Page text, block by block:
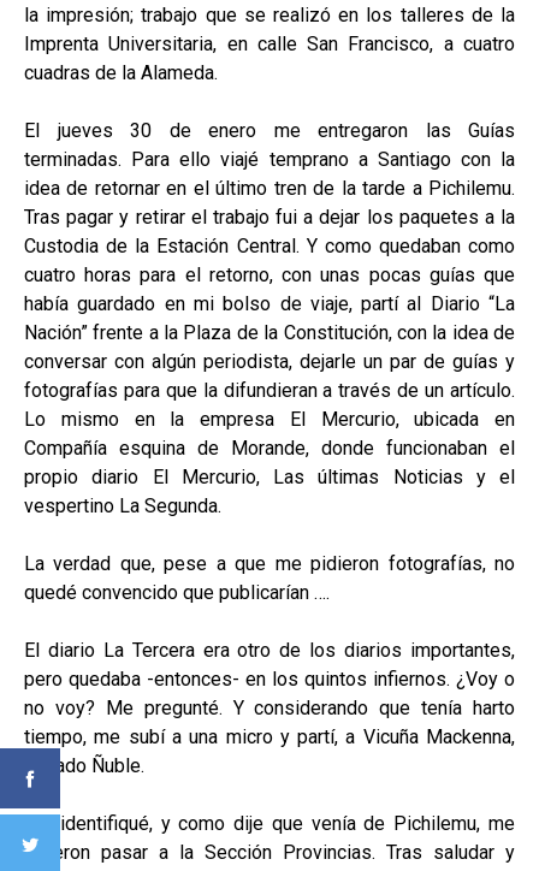
la impresión; trabajo que se realizó en los talleres de la
Imprenta Universitaria, en calle San Francisco, a cuatro
cuadras de la Alameda.
El jueves 30 de enero me entregaron las Guías
terminadas. Para ello viajé temprano a Santiago con la
idea de retornar en el último tren de la tarde a Pichilemu.
Tras pagar y retirar el trabajo fui a dejar los paquetes a la
Custodia de la Estación Central. Y como quedaban como
cuatro horas para el retorno, con unas pocas guías que
había guardado en mi bolso de viaje, partí al Diario “La
Nación” frente a la Plaza de la Constitución, con la idea de
conversar con algún periodista, dejarle un par de guías y
fotografías para que la difundieran a través de un artículo.
Lo mismo en la empresa El Mercurio, ubicada en
Compañía esquina de Morande, donde funcionaban el
propio diario El Mercurio, Las últimas Noticias y el
vespertino La Segunda.
La verdad que, pese a que me pidieron fotografías, no
quedé convencido que publicarían ….
El diario La Tercera era otro de los diarios importantes,
pero quedaba -entonces- en los quintos infiernos. ¿Voy o
no voy? Me pregunté. Y considerando que tenía harto
tiempo, me subí a una micro y partí, a Vicuña Mackenna,
pasado Ñuble.
Me identifiqué, y como dije que venía de Pichilemu, me
hicieron pasar a la Sección Provincias. Tras saludar y